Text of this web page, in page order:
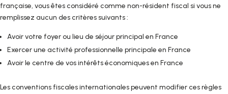
française, vous êtes considéré comme non-résident fiscal si vous ne
remplissez aucun des critères suivants :
Avoir votre foyer ou lieu de séjour principal en France
Exercer une activité professionnelle principale en France
Avoir le centre de vos intérêts économiques en France
Les conventions fiscales internationales peuvent modifier ces règles